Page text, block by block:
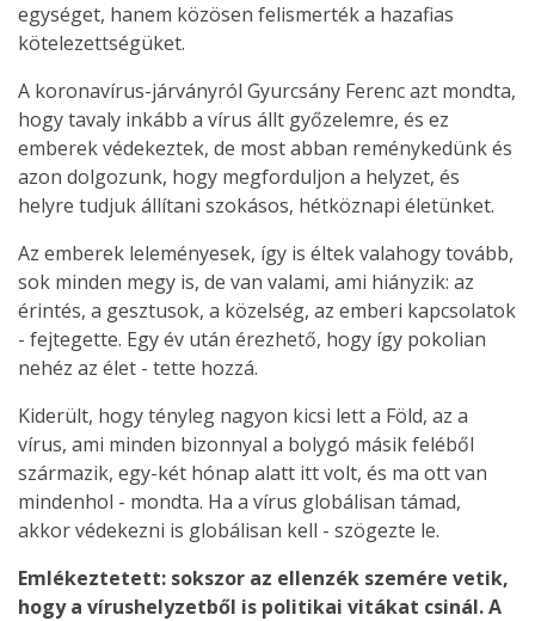
egységet, hanem közösen felismerték a hazafias
kötelezettségüket.
A koronavírus-járványról Gyurcsány Ferenc azt mondta,
hogy tavaly inkább a vírus állt győzelemre, és ez
emberek védekeztek, de most abban reménykedünk és
azon dolgozunk, hogy megforduljon a helyzet, és
helyre tudjuk állítani szokásos, hétköznapi életünket.
Az emberek leleményesek, így is éltek valahogy tovább,
sok minden megy is, de van valami, ami hiányzik: az
érintés, a gesztusok, a közelség, az emberi kapcsolatok
- fejtegette. Egy év után érezhető, hogy így pokolian
nehéz az élet - tette hozzá.
Kiderült, hogy tényleg nagyon kicsi lett a Föld, az a
vírus, ami minden bizonnyal a bolygó másik feléből
származik, egy-két hónap alatt itt volt, és ma ott van
mindenhol - mondta. Ha a vírus globálisan támad,
akkor védekezni is globálisan kell - szögezte le.
Emlékeztetett: sokszor az ellenzék szemére vetik,
hogy a vírushelyzetből is politikai vitákat csinál. A